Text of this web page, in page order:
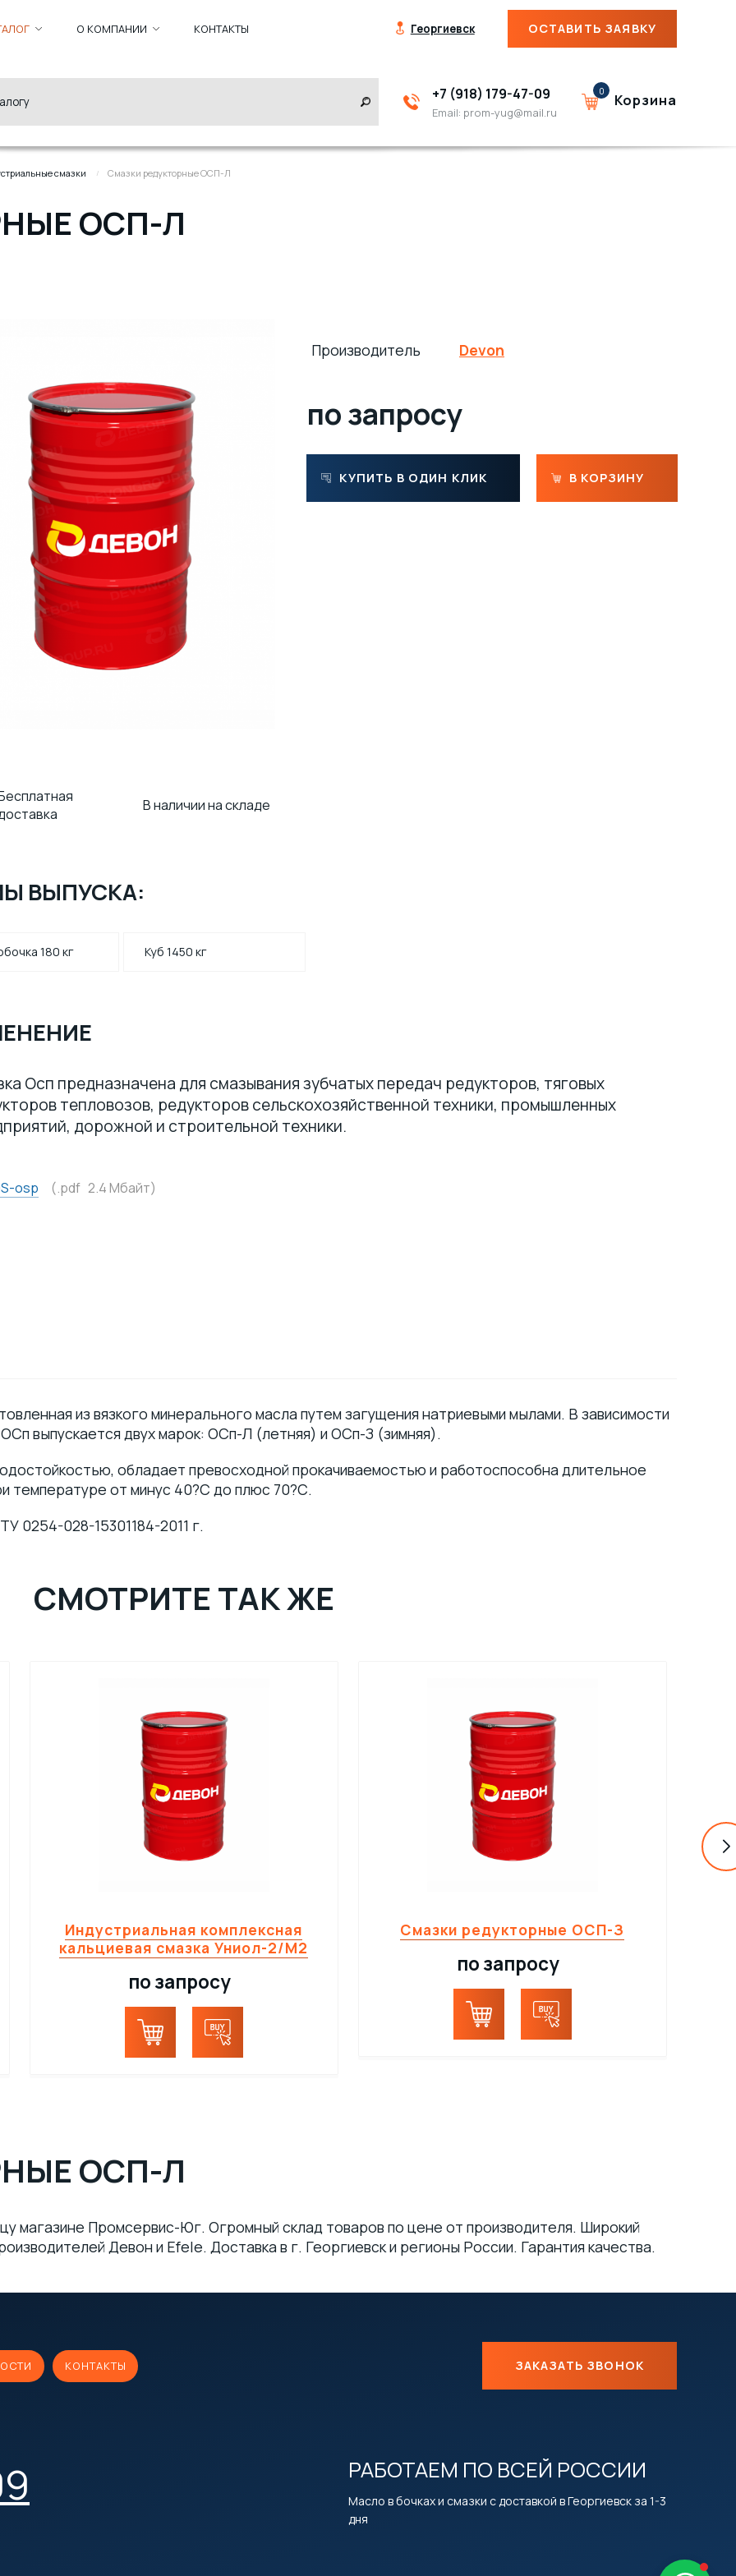
О КОМПАНИИ КОНТАКТЫ Георгиевск ОСТАВИТЬ ЗАЯВКУ
+7 (918) 179-47-09
Email: prom-yug@mail.ru
0
Корзина
смазки Смазки редукторные ОСП-Л
ОСП-Л
Производитель Devon
по запросу
КУПИТЬ В ОДИН КЛИК В КОРЗИНУ
В наличии на складе
ВЫПУСКА:
180 кг Куб 1450 кг
Осп предназначена для смазывания зубчатых передач редукторов, тяговых
тепловозов, редукторов сельскохозяйственной техники, промышленных
дорожной и строительной техники.
osp (.pdf 2.4 Mбайт)
из вязкого минерального масла путем загущения натриевыми мылами. В зависимости
выпускается двух марок: ОСп-Л (летняя) и ОСп-З (зимняя).
обладает превосходной прокачиваемостью и работоспособна длительное
температуре от минус 40?С до плюс 70?С.
0254-028-15301184-2011 г.
СМОТРИТЕ ТАК ЖЕ
Индустриальная комплексная
кальциевая смазка Униол-2/М2
по запросу
Смазки редукторные ОСП-З
по запросу
ОСП-Л
магазине Промсервис-Юг. Огромный склад товаров по цене от производителя. Широкий
Девон и Efele. Доставка в г. Георгиевск и регионы России. Гарантия качества.
КОНТАКТЫ ЗАКАЗАТЬ ЗВОНОК
РАБОТАЕМ ПО ВСЕЙ РОССИИ
Масло в бочках и смазки с доставкой в Георгиевск за 1-3
дня